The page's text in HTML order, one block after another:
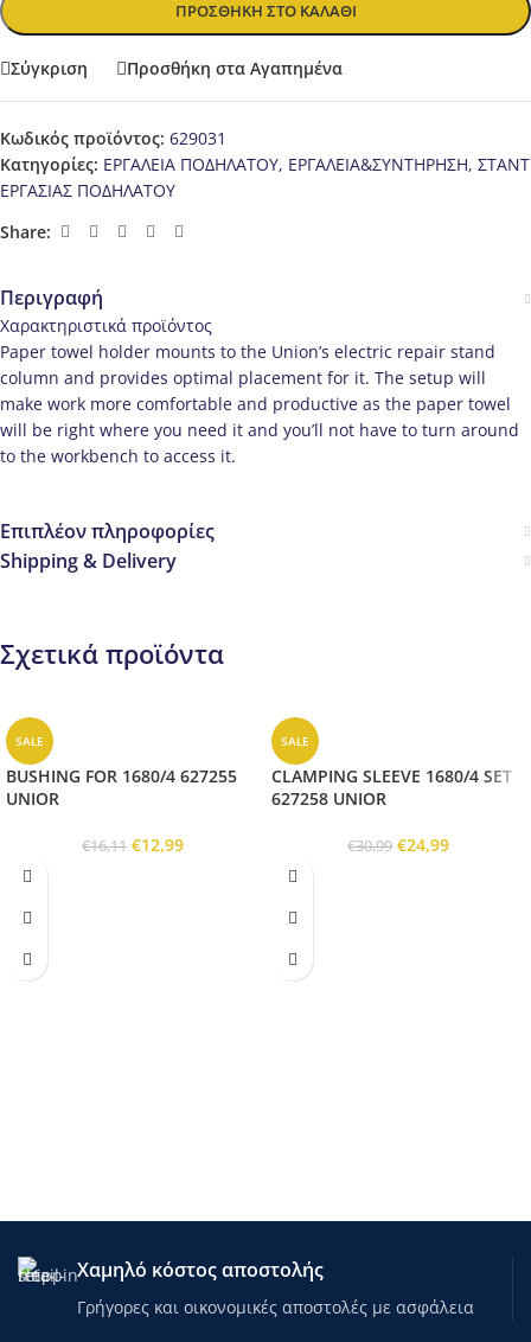
ΠΡΟΣΘΉΚΗ ΣΤΟ ΚΑΛΆΘΙ
Σύγκριση Προσθήκη στα Αγαπημένα
Κωδικός προϊόντος: 629031
Κατηγορίες: ΕΡΓΑΛΕΙΑ ΠΟΔΗΛΑΤΟΥ, ΕΡΓΑΛΕΙΑ&ΣΥΝΤΗΡΗΣΗ, ΣΤΑΝΤ
ΕΡΓΑΣΙΑΣ ΠΟΔΗΛΑΤΟΥ
Share:
Περιγραφή
Χαρακτηριστικά προϊόντος
Paper towel holder mounts to the Union’s electric repair stand
column and provides optimal placement for it. The setup will
make work more comfortable and productive as the paper towel
will be right where you need it and you’ll not have to turn around
to the workbench to access it.
Επιπλέον πληροφορίες
Shipping & Delivery
Σχετικά προϊόντα
SALE
BUSHING FOR 1680/4 627255
UNIOR
€16,11 €12,99
SALE
CLAMPING SLEEVE 1680/4 SET
627258 UNIOR
€30,99 €24,99
Χαμηλό κόστος αποστολής
Γρήγορες και οικονομικές αποστολές με ασφάλεια